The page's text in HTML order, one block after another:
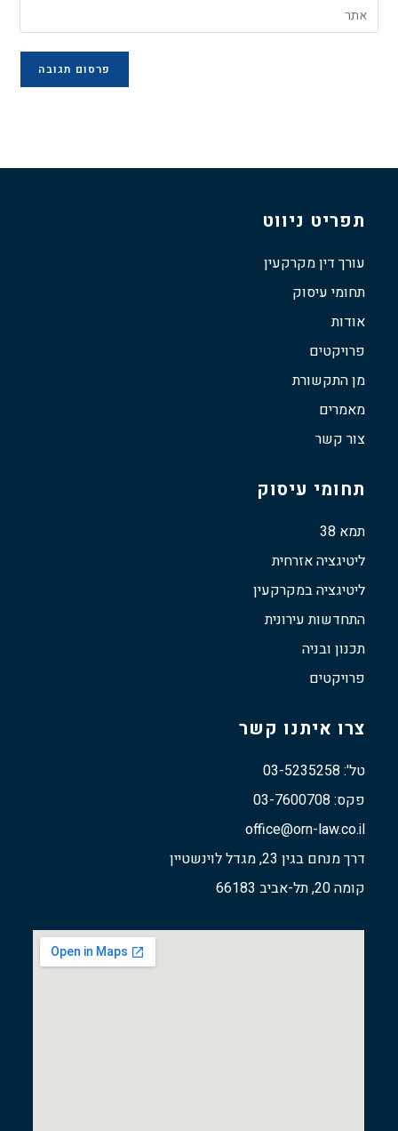
תפריט ניווט
עורך דין מקרקעין
תחומי עיסוק
אודות
פרויקטים
מן התקשורת
מאמרים
צור קשר
תחומי עיסוק
תמא 38
ליטיגציה אזרחית
ליטיגציה במקרקעין
התחדשות עירונית
תכנון ובניה
פרויקטים
צרו איתנו קשר
טל': 03-5235258
פקס: 03-7600708
office@orn-law.co.il
דרך מנחם בגין 23, מגדל לוינשטיין
קומה 20, תל-אביב 66183